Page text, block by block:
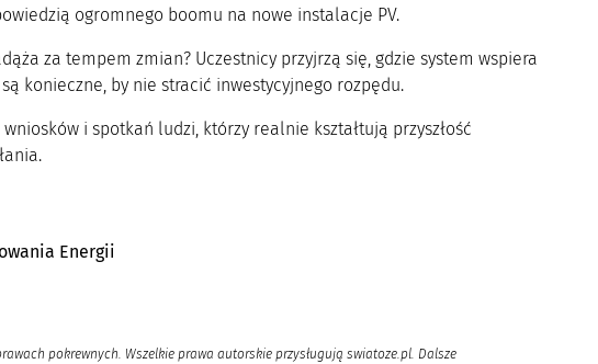
ogromnego boomu na nowe instalacje PV.
za tempem zmian? Uczestnicy przyjrzą się, gdzie system wspiera
konieczne, by nie stracić inwestycyjnego rozpędu.
i spotkań ludzi, którzy realnie kształtują przyszłość
Energii
pokrewnych. Wszelkie prawa autorskie przysługują swiatoze.pl. Dalsze